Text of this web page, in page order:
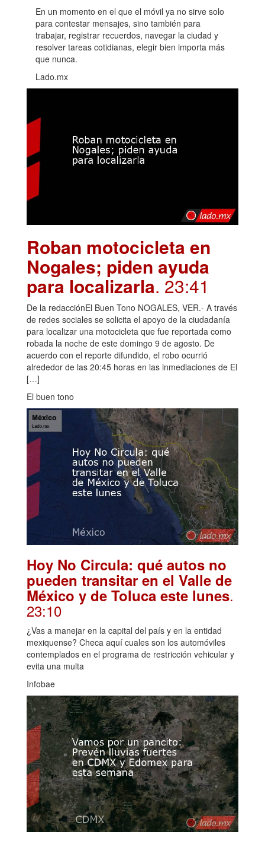
En un momento en el que el móvil ya no sirve solo
para contestar mensajes, sino también para
trabajar, registrar recuerdos, navegar la ciudad y
resolver tareas cotidianas, elegir bien importa más
que nunca.
Lado.mx
Roban motocicleta en
Nogales; piden ayuda
para localizarla. 23:41
De la redacciónEl Buen Tono NOGALES, VER.- A través
de redes sociales se solicita el apoyo de la ciudadanía
para localizar una motocicleta que fue reportada como
robada la noche de este domingo 9 de agosto. De
acuerdo con el reporte difundido, el robo ocurrió
alrededor de las 20:45 horas en las inmediaciones de El
[…]
El buen tono
Hoy No Circula: qué autos no
pueden transitar en el Valle de
México y de Toluca este lunes.
23:10
¿Vas a manejar en la capital del país y en la entidad
mexiquense? Checa aquí cuales son los automóviles
contemplados en el programa de restricción vehicular y
evita una multa
Infobae